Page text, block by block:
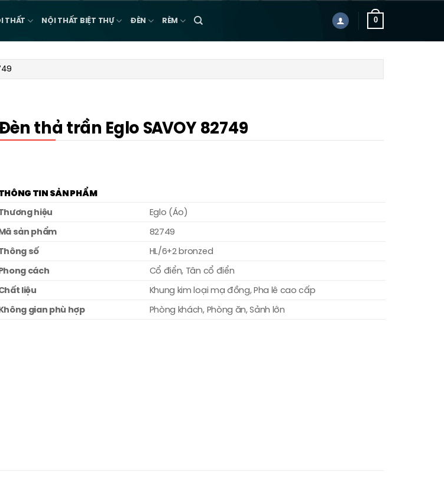
THẤT NỘI THẤT BIỆT THỰ ĐÈN RÈM 0
thả trần Eglo SAVOY 82749
TIN SẢN PHẨM
hiệu
Eglo (Áo)
sản phẩm
82749
số
HL/6+2 bronzed
cách
Cổ điển, Tân cổ điển
liệu
Khung kim loại mạ đồng, Pha lê cao cấp
gian phù hợp
Phòng khách, Phòng ăn, Sảnh lớn